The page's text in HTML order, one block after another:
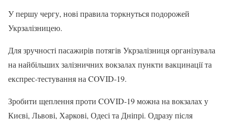
У першу чергу, нові правила торкнуться подорожей
Укрзалізницею.
Для зручності пасажирів потягів Укрзалізниця організувала
на найбільших залізничних вокзалах пункти вакцинації та
експрес-тестування на COVID-19.
Зробити щеплення проти COVID-19 можна на вокзалах у
Києві, Львові, Харкові, Одесі та Дніпрі. Одразу після